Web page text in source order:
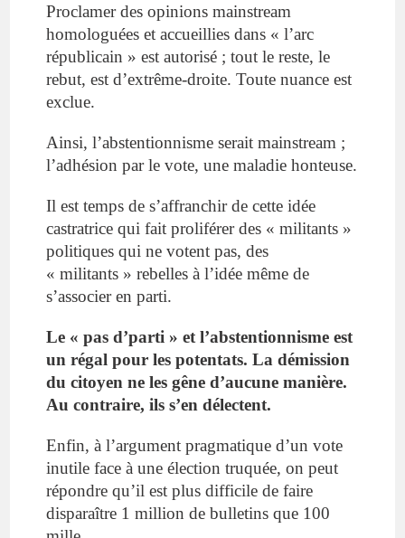
Proclamer des opinions mainstream
homologuées et accueillies dans « l’arc
républicain » est autorisé ; tout le reste, le
rebut, est d’extrême-droite. Toute nuance est
exclue.
Ainsi, l’abstentionnisme serait mainstream ;
l’adhésion par le vote, une maladie honteuse.
Il est temps de s’affranchir de cette idée
castratrice qui fait proliférer des « militants »
politiques qui ne votent pas, des
« militants » rebelles à l’idée même de
s’associer en parti.
Le « pas d’parti » et l’abstentionnisme est
un régal pour les potentats. La démission
du citoyen ne les gêne d’aucune manière.
Au contraire, ils s’en délectent.
Enfin, à l’argument pragmatique d’un vote
inutile face à une élection truquée, on peut
répondre qu’il est plus difficile de faire
disparaître 1 million de bulletins que 100